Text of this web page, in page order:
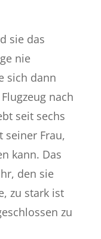
sie das
nie
sich dann
nach
seit sechs
seiner Frau,
kann. Das
den sie
zu stark ist
zu